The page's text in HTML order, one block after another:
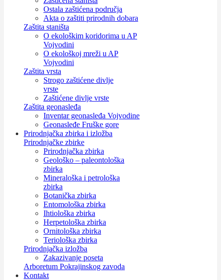
Ostala zaštićena područja
Akta o zaštiti prirodnih dobara
Zaštita staništa
O ekološkim koridorima u AP
Vojvodini
O ekološkoj mreži u AP
Vojvodini
Zaštita vrsta
Strogo zaštićene divlje
vrste
Zaštićene divlje vrste
Zaštita geonasleđa
Inventar geonasleđa Vojvodine
Geonasleđe Fruške gore
Prirodnjačka zbirka i izložba
Prirodnjačke zbirke
Prirodnjačka zbirka
Geološko – paleontološka
zbirka
Mineraloška i petrološka
zbirka
Botanička zbirka
Entomološka zbirka
Ihtiološka zbirka
Herpetološka zbirka
Ornitološka zbirka
Teriološka zbirka
Prirodnjačka izložba
Zakazivanje poseta
Arboretum Pokrajinskog zavoda
Kontakt